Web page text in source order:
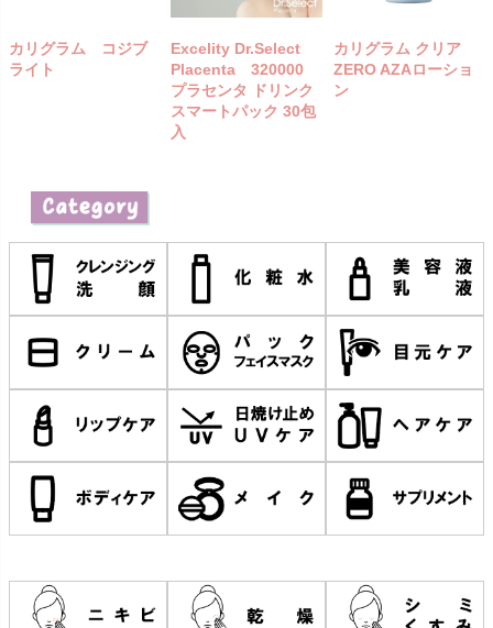
カリグラム コジブ
ライト
Excelity Dr.Select
Placenta 320000
プラセンタ ドリンク
スマートパック 30包
入
カリグラム クリア
ZERO AZAローショ
ン